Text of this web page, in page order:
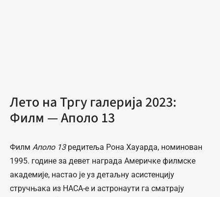
Лето на Тргу галерија 2023:
Филм — Аполо 13
Филм Аполо 13редитеља Рона Хауарда, номинован
1995. године за девет награда Америчке филмске
академије, настао је уз детаљну асистенцију
стручњака из НАСА-е и астронаути га сматрају